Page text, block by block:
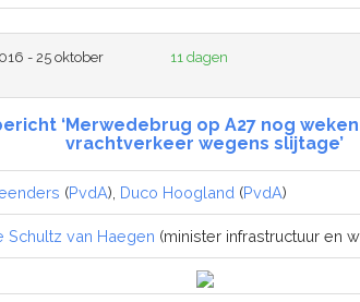
- 25 oktober
11 dagen
‘Merwedebrug op A27 nog
vrachtverkeer wegens slijtage’
(PvdA), Duco Hoogland (PvdA)
Schultz van Haegen (minister infrastructuur en